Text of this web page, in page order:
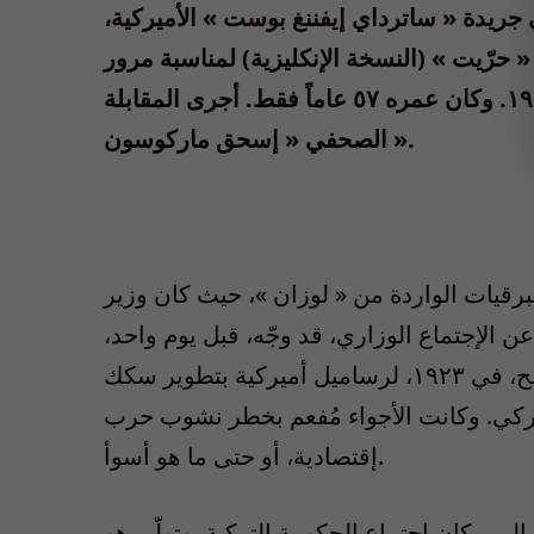
« ساترداي إيفننغ بوست » الأميركية،
جريدة « حرّيت » (النسخة الإنكليزية) لمناسبة مرور
٨٠ سنة على وفاة « أتاتورك » في ١٠ نوفمبر ١٩٣٨. وكان عمره ٥٧ عاماً فقط. أجرى المقابلة
الصحفي « إسحق ماركوسون ».
الواردة من « لوزان »، حيث كان وزير
الإجتماع الوزاري، قد وجّه، قبل يوم واحد،
بخصوص « إمتياز تشيستر » (الذي سمح، في ١٩٢٣، لرساميل أميركية بتطوير سكك
وكانت الأجواء مُفعم بخطر نشوب حرب
إقتصادية، أو حتى ما هو أسوأ.